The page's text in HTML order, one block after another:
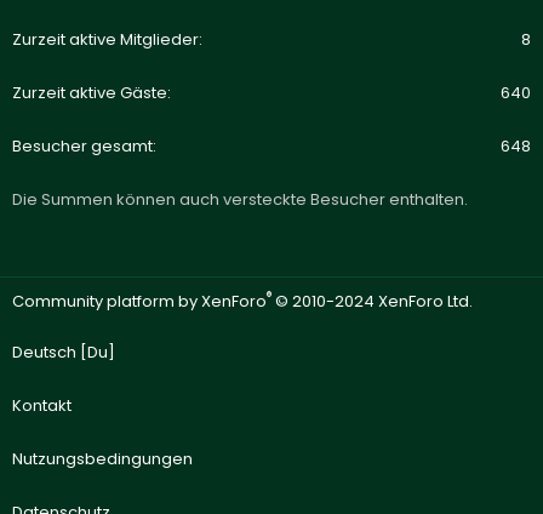
Zurzeit aktive Mitglieder 8
Zurzeit aktive Gäste 640
Besucher gesamt 648
Die Summen können auch versteckte Besucher enthalten.
Community platform by XenForo® © 2010-2024 XenForo Ltd.
Deutsch [Du]
Kontakt
Nutzungsbedingungen